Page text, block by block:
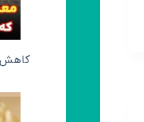
کاهش